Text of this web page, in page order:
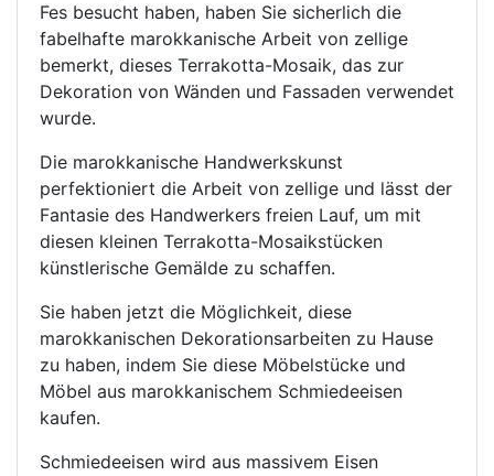
Fes besucht haben, haben Sie sicherlich die
fabelhafte marokkanische Arbeit von zellige
bemerkt, dieses Terrakotta-Mosaik, das zur
Dekoration von Wänden und Fassaden verwendet
wurde.
Die marokkanische Handwerkskunst
perfektioniert die Arbeit von zellige und lässt der
Fantasie des Handwerkers freien Lauf, um mit
diesen kleinen Terrakotta-Mosaikstücken
künstlerische Gemälde zu schaffen.
Sie haben jetzt die Möglichkeit, diese
marokkanischen Dekorationsarbeiten zu Hause
zu haben, indem Sie diese Möbelstücke und
Möbel aus marokkanischem Schmiedeeisen
kaufen.
Schmiedeeisen wird aus massivem Eisen